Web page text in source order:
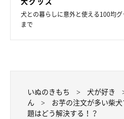
犬との暮らしに意外と使える100均
まで
いぬのきもち 犬が好き
ん
お芋の注文が多い柴
題はどう解決する！？